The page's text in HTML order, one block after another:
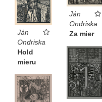
Ján
Ondriska
Hold
mieru
Ján
Ondriska
Za mier